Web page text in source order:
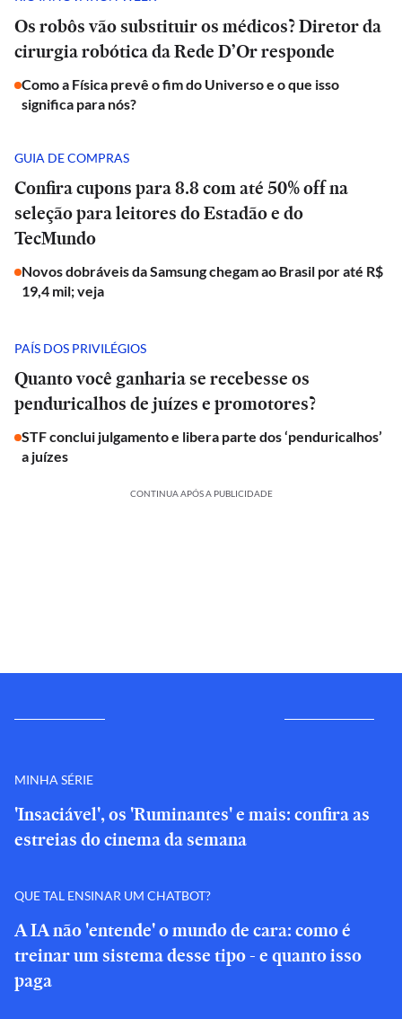
Os robôs vão substituir os médicos? Diretor da
cirurgia robótica da Rede D’Or responde
Como a Física prevê o fim do Universo e o que isso
significa para nós?
GUIA DE COMPRAS
Confira cupons para 8.8 com até 50% off na
seleção para leitores do Estadão e do
TecMundo
Novos dobráveis da Samsung chegam ao Brasil por até R$
19,4 mil; veja
PAÍS DOS PRIVILÉGIOS
Quanto você ganharia se recebesse os
penduricalhos de juízes e promotores?
STF conclui julgamento e libera parte dos ‘penduricalhos’
a juízes
CONTINUA APÓS A PUBLICIDADE
MINHA SÉRIE
'Insaciável', os 'Ruminantes' e mais: confira as
estreias do cinema da semana
QUE TAL ENSINAR UM CHATBOT?
A IA não 'entende' o mundo de cara: como é
treinar um sistema desse tipo - e quanto isso
paga